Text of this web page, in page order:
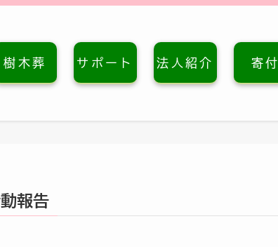
樹木葬 サポート 法人紹介 寄付
報告